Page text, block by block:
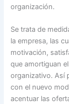
organización.
Se trata de
la empresa, las
motivación,
que amortiguan
organizativo. Así
con el nuevo
acentuar las